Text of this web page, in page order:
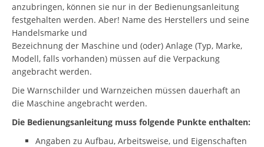
anzubringen, können sie nur in der Bedienungsanleitung
festgehalten werden. Aber! Name des Herstellers und seine
Handelsmarke und
Bezeichnung der Maschine und (oder) Anlage (Typ, Marke,
Modell, falls vorhanden) müssen auf die Verpackung
angebracht werden.
Die Warnschilder und Warnzeichen müssen dauerhaft an
die Maschine angebracht werden.
Die Bedienungsanleitung muss folgende Punkte enthalten:
Angaben zu Aufbau, Arbeitsweise, und Eigenschaften